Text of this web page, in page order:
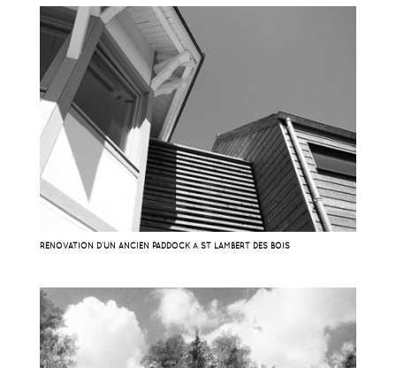
RÉNOVATION D’UN ANCIEN PADDOCK À ST LAMBERT DES BOIS